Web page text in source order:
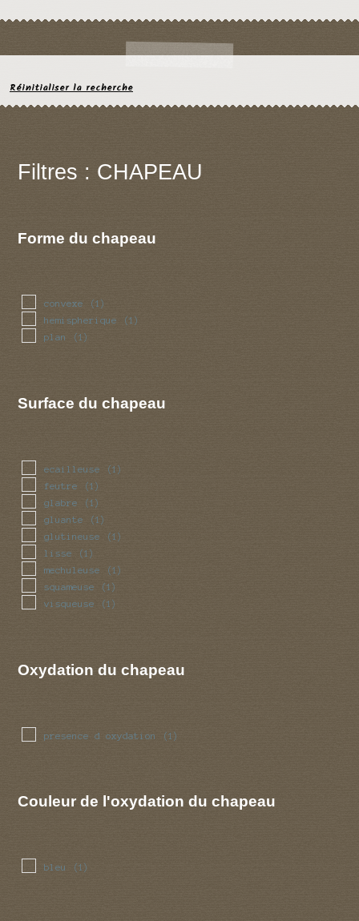
Réinitialiser la recherche
Filtres : CHAPEAU
Forme du chapeau
convexe (1)
hemispherique (1)
plan (1)
Surface du chapeau
ecailleuse (1)
feutre (1)
glabre (1)
gluante (1)
glutineuse (1)
lisse (1)
mechuleuse (1)
squameuse (1)
visqueuse (1)
Oxydation du chapeau
presence d oxydation (1)
Couleur de l'oxydation du chapeau
bleu (1)